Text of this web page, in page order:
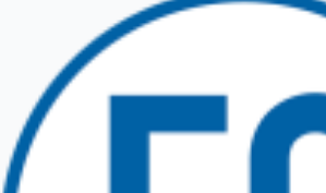
TRICESIMO
TARCENTO
GEMONA DEL FRIULI